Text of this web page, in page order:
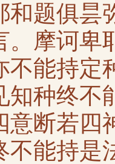
和题俱昙
。摩诃卑
不能持定
知种终不
意断若四
不能持是